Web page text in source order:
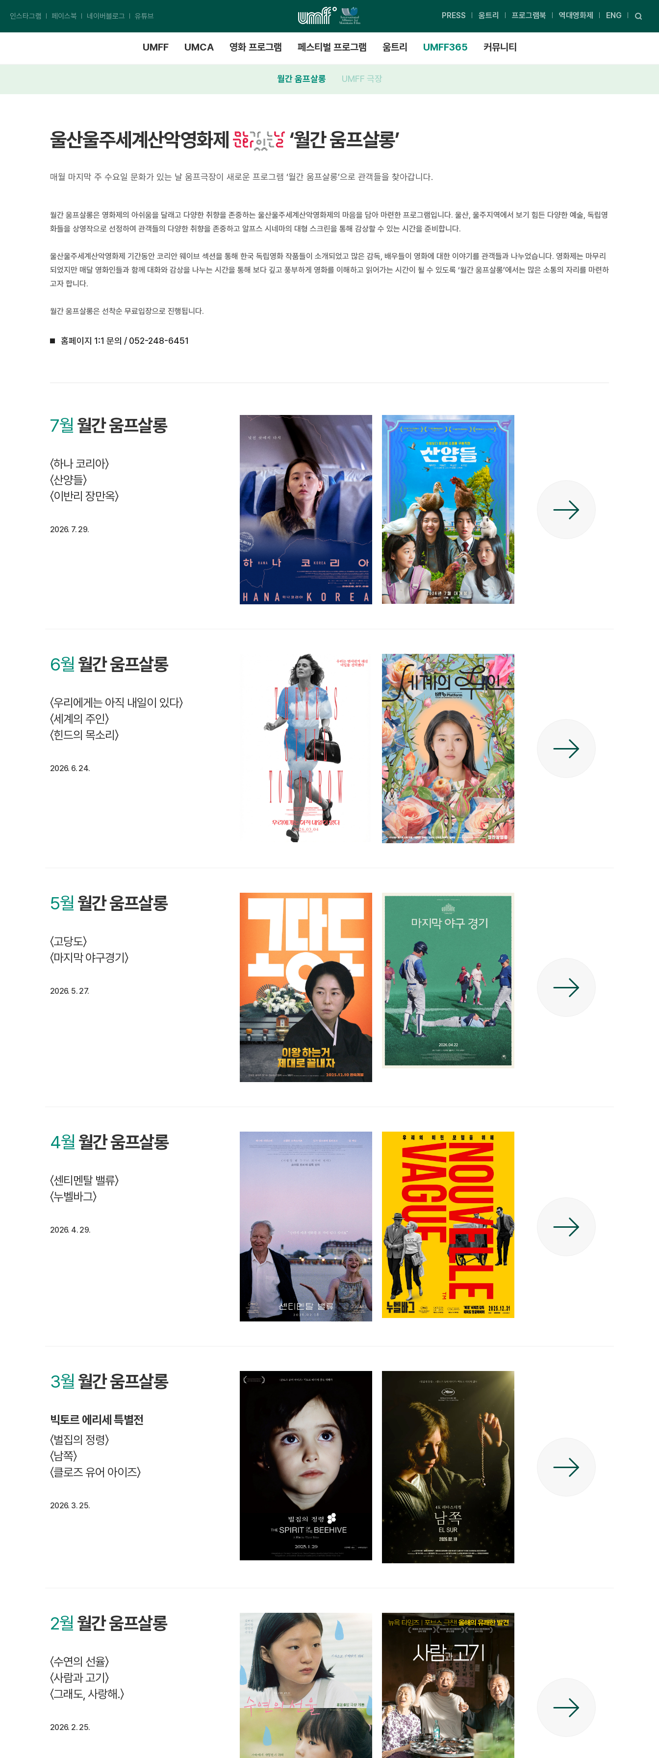
인스타그램 페이스북 네이버블로그 유튜브 PRESS 움트리 프로그램북 역대영화제 ENG
UMFF UMCA 영화 프로그램 페스티벌 프로그램 움트리 UMFF365 커뮤니티
월간 움프살롱 UMFF 극장
울산울주세계산악영화제 ‘월간 움프살롱’
매월 마지막 주 수요일 문화가 있는 날 움프극장이 새로운 프로그램 ‘월간 움프살롱’으로 관객들을 찾아갑니다.
월간 움프살롱은 영화제의 아쉬움을 달래고 다양한 취향을 존중하는 울산울주세계산악영화제의 마음을 담아 마련한 프로그램입니다. 울산, 울주지역에서 보기 힘든 다양한 예술, 독립영
화들을 상영작으로 선정하여 관객들의 다양한 취향을 존중하고 알프스 시네마의 대형 스크린을 통해 감상할 수 있는 시간을 준비합니다.
울산울주세계산악영화제 기간동안 코리안 웨이브 섹션을 통해 한국 독립영화 작품들이 소개되었고 많은 감독, 배우들이 영화에 대한 이야기를 관객들과 나누었습니다. 영화제는 마무리
되었지만 매달 영화인들과 함께 대화와 감상을 나누는 시간을 통해 보다 깊고 풍부하게 영화를 이해하고 읽어가는 시간이 될 수 있도록 ‘월간 움프살롱’에서는 많은 소통의 자리를 마련하
고자 합니다.
월간 움프살롱은 선착순 무료입장으로 진행됩니다.
홈페이지 1:1 문의 / 052-248-6451
7월 월간 움프살롱
〈하나 코리아〉
〈산양들〉
〈이반리 장만옥〉
2026. 7. 29.
6월 월간 움프살롱
〈우리에게는 아직 내일이 있다〉
〈세계의 주인〉
〈힌드의 목소리〉
2026. 6. 24.
5월 월간 움프살롱
〈고당도〉
〈마지막 야구경기〉
2026. 5. 27.
4월 월간 움프살롱
〈센티멘탈 밸류〉
〈누벨바그〉
2026. 4. 29.
3월 월간 움프살롱
빅토르 에리세 특별전
〈벌집의 정령〉
〈남쪽〉
〈클로즈 유어 아이즈〉
2026. 3. 25.
2월 월간 움프살롱
〈수연의 선율〉
〈사람과 고기〉
〈그래도, 사랑해.〉
2026. 2. 25.